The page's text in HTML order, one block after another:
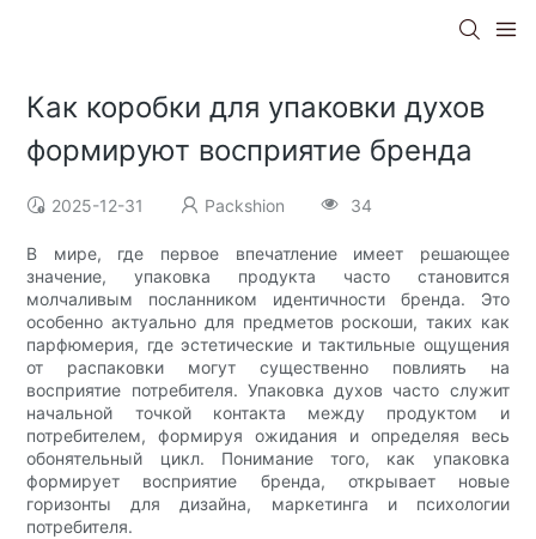
Как коробки для упаковки духов
формируют восприятие бренда
2025-12-31 Packshion 34
В мире, где первое впечатление имеет решающее
значение, упаковка продукта часто становится
молчаливым посланником идентичности бренда. Это
особенно актуально для предметов роскоши, таких как
парфюмерия, где эстетические и тактильные ощущения
от распаковки могут существенно повлиять на
восприятие потребителя. Упаковка духов часто служит
начальной точкой контакта между продуктом и
потребителем, формируя ожидания и определяя весь
обонятельный цикл. Понимание того, как упаковка
формирует восприятие бренда, открывает новые
горизонты для дизайна, маркетинга и психологии
потребителя.